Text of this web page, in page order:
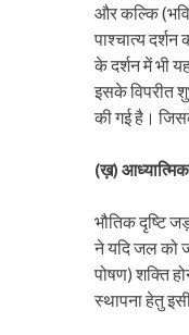
और कल्कि
पाश्चात्य
के दर्शन में भी
इसके विपरीत
की गई है।
(ख़) आध्यात्मिक
भौतिक दृष्टि
ने यदि जल को
पोषण) शक्ति
स्थापना हेतु